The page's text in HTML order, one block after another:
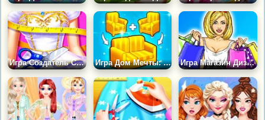
Игра Создатель Свадебного Платья Игра Дом Мечты: Слияние и Дизайн Игра Магазин Дизайнерских Сумок